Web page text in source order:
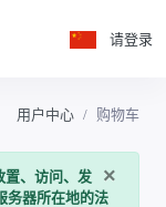
请登录
用户中心 购物车
×
置、访问、发
务器所在地的法